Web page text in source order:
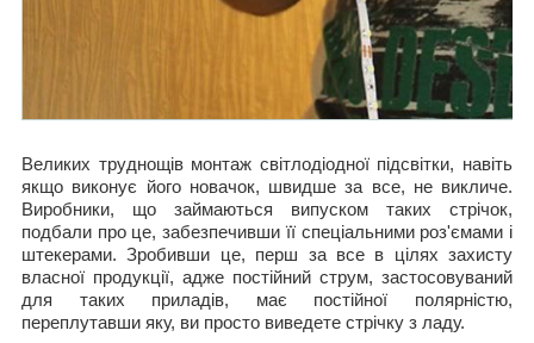
Великих труднощів монтаж світлодіодної підсвітки, навіть
якщо виконує його новачок, швидше за все, не викличе.
Виробники, що займаються випуском таких стрічок,
подбали про це, забезпечивши її спеціальними роз'ємами і
штекерами. Зробивши це, перш за все в цілях захисту
власної продукції, адже постійний струм, застосовуваний
для таких приладів, має постійної полярністю,
переплутавши яку, ви просто виведете стрічку з ладу.